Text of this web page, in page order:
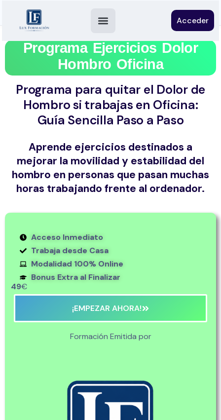
Acceder
Programa Ejercicios Dolor
Hombro Oficina
Programa para quitar el Dolor de
Hombro si trabajas en Oficina:
Guía Sencilla Paso a Paso
Aprende ejercicios destinados a
mejorar la movilidad y estabilidad del
hombro en personas que pasan muchas
horas trabajando frente al ordenador.
Acceso Inmediato
Trabaja desde Casa
Modalidad 100% Online
Bonus Extra al Finalizar
49€
¡EMPEZAR AHORA!
Formación Emitida por